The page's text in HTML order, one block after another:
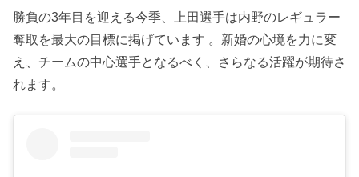
勝負の3年目を迎える今季、上田選手は内野のレギュラー
奪取を最大の目標に掲げています 。新婚の心境を力に変
え、チームの中心選手となるべく、さらなる活躍が期待さ
れます。